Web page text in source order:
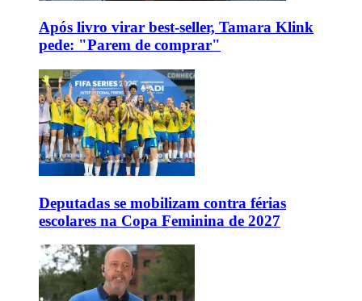
Após livro virar best-seller, Tamara Klink
pede: "Parem de comprar"
Deputadas se mobilizam contra férias
escolares na Copa Feminina de 2027